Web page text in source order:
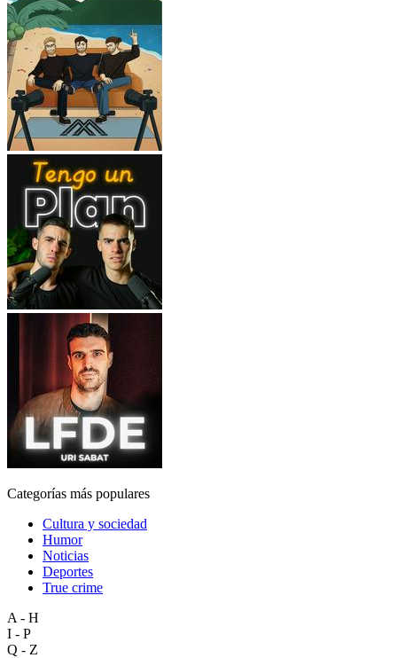
Categorías más populares
Cultura y sociedad
Humor
Noticias
Deportes
True crime
A - H
I - P
Q - Z